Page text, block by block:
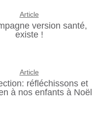
Article
version santé,
existe !
Article
réfléchissons et
à nos enfants à Noël